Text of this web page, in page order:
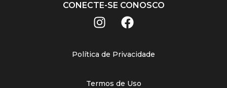
CONECTE-SE CONOSCO
Política de Privacidade
Termos de Uso